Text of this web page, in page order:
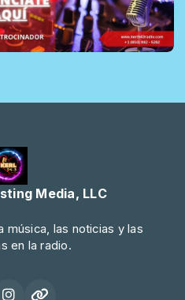
Media, LLC
música, las noticias y las
en la radio.